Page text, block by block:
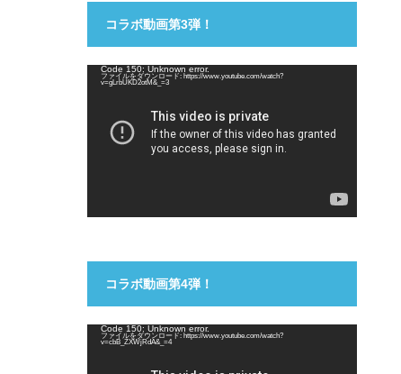
コラボ動画第3弾！
動 Code 150: Unknown error.
ファイルをダウンロード: https://www.youtube.com/watch?
v=gLrbUKD2otM&_=3
コラボ動画第4弾！
Code 150: Unknown error.
ファイルをダウンロード: https://www.youtube.com/watch?
v=cbB_ZXWjRdA&_=4